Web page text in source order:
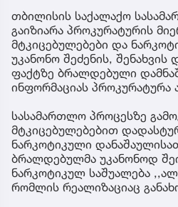
თბილისის საქალაქო
გაიზიარა პროკურატურის
მტკიცებულებები და
უკანონო შეძენის, შენახვის
ფაქტზე ბრალდებული
ინფორმაციას პროკურატურა
სასამართლო პროცესზე
მტკიცებულებებით
ნარკოტიკული
ბრალდებულმა უკანონოდ
ნარკოტიკულ საშუალება
რომლის რეალიზაციაც